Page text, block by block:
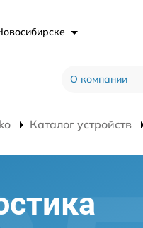
О компании
Каталог устройств